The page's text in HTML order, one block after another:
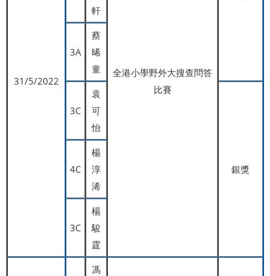
31/5/2022
全港小學野外大搜查問答
比賽
軒
3A
蔡
晞
童
3C
袁
可
怡
銀獎
4C
楊
淳
浠
3C
楊
駿
霆
馮